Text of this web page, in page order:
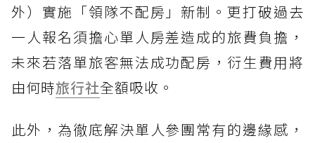
外）實施「領隊不配房」新制。更打破過去
一人報名須擔心單人房差造成的旅費負擔，
未來若落單旅客無法成功配房，衍生費用將
由何時旅行社全額吸收。
此外，為徹底解決單人參團常有的邊緣感，